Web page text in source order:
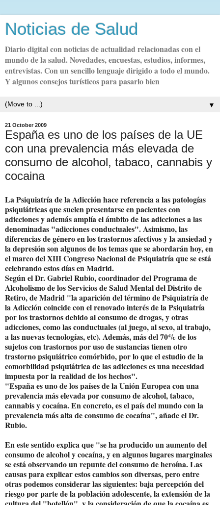
Noticias de Salud
Diario digital con noticias de actualidad relacionadas con el
mundo de la salud. Novedades, encuestas, estudios, informes,
entrevistas. Con un sencillo lenguaje dirigido a todo el mundo.
Y algunos consejos turísticos para pasarlo bien
▼
21 October 2009
España es uno de los países de la UE
con una prevalencia más elevada de
consumo de alcohol, tabaco, cannabis y
cocaina
La Psiquiatría de la Adicción hace referencia a las patologías
psiquiátricas que suelen presentarse en pacientes con
adicciones y además amplía el ámbito de las adicciones a las
denominadas "adicciones conductuales". Asimismo, las
diferencias de género en los trastornos afectivos y la ansiedad y
la depresión son algunos de los temas que se abordarán hoy, en
el marco del XIII Congreso Nacional de Psiquiatría que se está
celebrando estos días en Madrid.
Según el Dr. Gabriel Rubio, coordinador del Programa de
Alcoholismo de los Servicios de Salud Mental del Distrito de
Retiro, de Madrid "la aparición del término de Psiquiatría de
la Adicción coincide con el renovado interés de la Psiquiatría
por los trastornos debido al consumo de drogas, y otras
adicciones, como las conductuales (al juego, al sexo, al trabajo,
a las nuevas tecnologías, etc). Además, más del 70% de los
sujetos con trastornos por uso de sustancias tienen otro
trastorno psiquiátrico comórbido, por lo que el estudio de la
comorbilidad psiquiátrica de las adicciones es una necesidad
impuesta por la realidad de los hechos".
"España es uno de los países de la Unión Europea con una
prevalencia más elevada por consumo de alcohol, tabaco,
cannabis y cocaína. En concreto, es el país del mundo con la
prevalencia más alta de consumo de cocaína", añade el Dr.
Rubio.
En este sentido explica que "se ha producido un aumento del
consumo de alcohol y cocaína, y en algunos lugares marginales
se está observando un repunte del consumo de heroína. Las
causas para explicar estos cambios son diversas, pero entre
otras podemos considerar las siguientes: baja percepción del
riesgo por parte de la población adolescente, la extensión de la